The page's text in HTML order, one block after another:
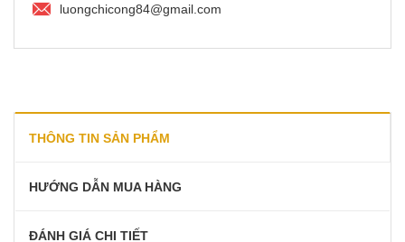
luongchicong84@gmail.com
THÔNG TIN SẢN PHẨM
HƯỚNG DẪN MUA HÀNG
ĐÁNH GIÁ CHI TIẾT